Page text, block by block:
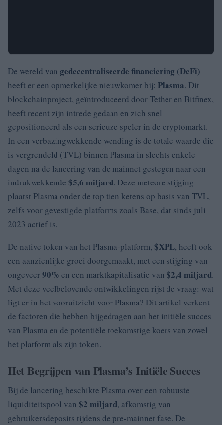
De wereld van gedecentraliseerde financiering (DeFi)
heeft er een opmerkelijke nieuwkomer bij: Plasma. Dit
blockchainproject, geïntroduceerd door Tether en Bitfinex,
heeft recent zijn intrede gedaan en zich snel
gepositioneerd als een serieuze speler in de cryptomarkt.
In een verbazingwekkende wending is de totale waarde die
is vergrendeld (TVL) binnen Plasma in slechts enkele
dagen na de lancering van de mainnet gestegen naar een
indrukwekkende $5,6 miljard. Deze meteore stijging
plaatst Plasma onder de top tien ketens op basis van TVL,
zelfs voor gevestigde platforms zoals Base, dat sinds juli
2023 actief is.
De native token van het Plasma-platform, $XPL, heeft ook
een aanzienlijke groei doorgemaakt, met een stijging van
ongeveer90% en een marktkapitalisatie van $2,4 miljard.
Met deze veelbelovende ontwikkelingen rijst de vraag: wat
ligt er in het vooruitzicht voor Plasma? Dit artikel verkent
de factoren die hebben bijgedragen aan het initiële succes
van Plasma en de potentiële toekomstige koers van zowel
het platform als zijn token.
Het Begrijpen van Plasma’s Initiële Succes
Bij de lancering beschikte Plasma over een robuuste
liquiditeitspool van $2 miljard, afkomstig van
gebruikersdeposits tijdens de pre-mainnet fase. De